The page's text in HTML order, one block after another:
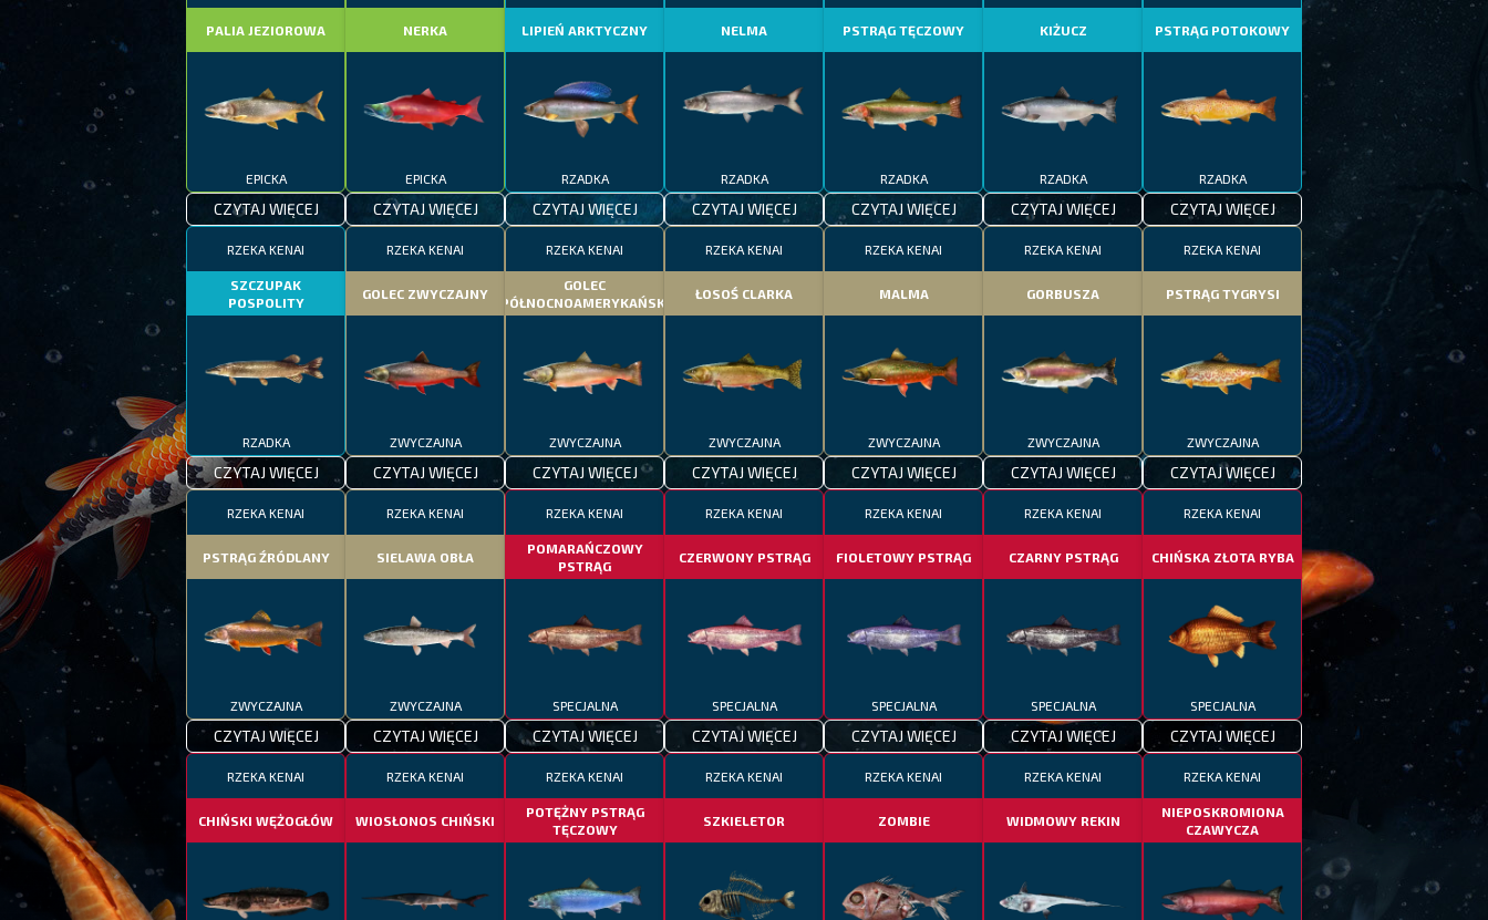
PALIA JEZIOROWA
EPICKA
CZYTAJ WIĘCEJ
NERKA
EPICKA
CZYTAJ WIĘCEJ
LIPIEŃ ARKTYCZNY
RZADKA
CZYTAJ WIĘCEJ
NELMA
RZADKA
CZYTAJ WIĘCEJ
PSTRĄG TĘCZOWY
RZADKA
CZYTAJ WIĘCEJ
KIŻUCZ
RZADKA
CZYTAJ WIĘCEJ
PSTRĄG POTOKOWY
RZADKA
CZYTAJ WIĘCEJ
RZEKA KENAI
SZCZUPAK
POSPOLITY
RZADKA
CZYTAJ WIĘCEJ
RZEKA KENAI
GOLEC ZWYCZAJNY
ZWYCZAJNA
CZYTAJ WIĘCEJ
RZEKA KENAI
GOLEC
PÓŁNOCNOAMERYKAŃSKI
ZWYCZAJNA
CZYTAJ WIĘCEJ
RZEKA KENAI
ŁOSOŚ CLARKA
ZWYCZAJNA
CZYTAJ WIĘCEJ
RZEKA KENAI
MALMA
ZWYCZAJNA
CZYTAJ WIĘCEJ
RZEKA KENAI
GORBUSZA
ZWYCZAJNA
CZYTAJ WIĘCEJ
RZEKA KENAI
PSTRĄG TYGRYSI
ZWYCZAJNA
CZYTAJ WIĘCEJ
RZEKA KENAI
PSTRĄG ŹRÓDLANY
ZWYCZAJNA
CZYTAJ WIĘCEJ
RZEKA KENAI
SIELAWA OBŁA
ZWYCZAJNA
CZYTAJ WIĘCEJ
RZEKA KENAI
POMARAŃCZOWY
PSTRĄG
SPECJALNA
CZYTAJ WIĘCEJ
RZEKA KENAI
CZERWONY PSTRĄG
SPECJALNA
CZYTAJ WIĘCEJ
RZEKA KENAI
FIOLETOWY PSTRĄG
SPECJALNA
CZYTAJ WIĘCEJ
RZEKA KENAI
CZARNY PSTRĄG
SPECJALNA
CZYTAJ WIĘCEJ
RZEKA KENAI
CHIŃSKA ZŁOTA RYBA
SPECJALNA
CZYTAJ WIĘCEJ
RZEKA KENAI
CHIŃSKI WĘŻOGŁÓW
RZEKA KENAI
WIOSŁONOS CHIŃSKI
RZEKA KENAI
POTĘŻNY PSTRĄG
TĘCZOWY
RZEKA KENAI
SZKIELETOR
RZEKA KENAI
ZOMBIE
RZEKA KENAI
WIDMOWY REKIN
RZEKA KENAI
NIEPOSKROMIONA
CZAWYCZA